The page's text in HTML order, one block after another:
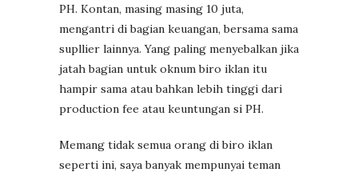
PH. Kontan, masing masing 10 juta,
mengantri di bagian keuangan, bersama sama
supllier lainnya. Yang paling menyebalkan jika
jatah bagian untuk oknum biro iklan itu
hampir sama atau bahkan lebih tinggi dari
production fee atau keuntungan si PH.
Memang tidak semua orang di biro iklan
seperti ini, saya banyak mempunyai teman